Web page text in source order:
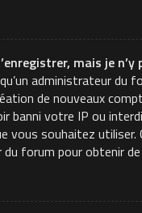
mais je n’y
administrateur du
de nouveaux
banni votre IP ou
vous souhaitez utiliser.
forum pour obtenir de